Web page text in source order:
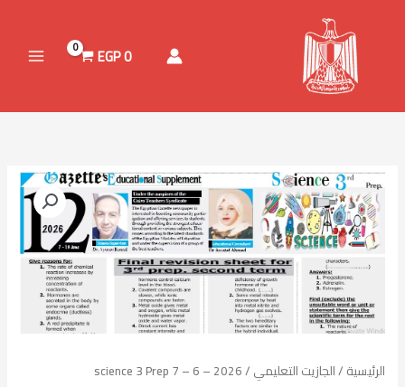
0
EGP
الرئيسية /الجازيت التعليمي / science 3 Prep 7 – 6 – 2026
كمية
science
Prep
-